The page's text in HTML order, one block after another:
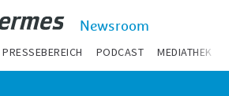
Newsroom
PRESSEBEREICH PODCAST MEDIATHEK